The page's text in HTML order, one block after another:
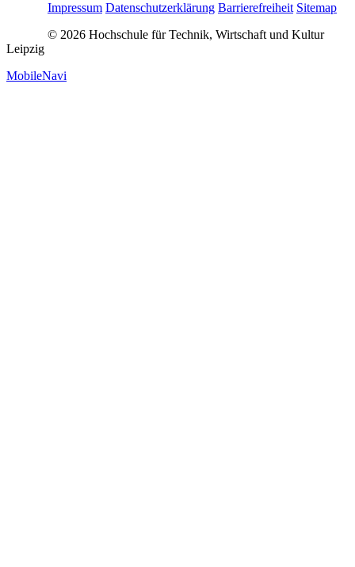
Impressum Datenschutzerklärung Barrierefreiheit Sitemap
© 2026 Hochschule für Technik, Wirtschaft und Kultur
Leipzig
MobileNavi